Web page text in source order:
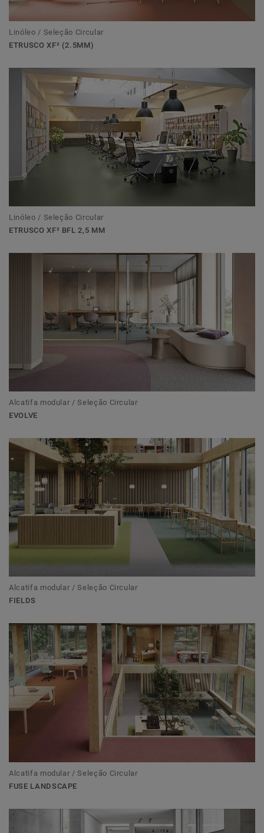
Linóleo / Seleção Circular
ETRUSCO XF² (2.5MM)
Linóleo / Seleção Circular
ETRUSCO XF² BFL 2,5 MM
Alcatifa modular / Seleção Circular
EVOLVE
Alcatifa modular / Seleção Circular
FIELDS
Alcatifa modular / Seleção Circular
FUSE LANDSCAPE